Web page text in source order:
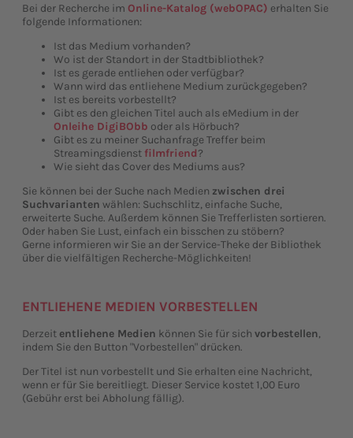
Bei der Recherche im Online-Katalog (webOPAC) erhalten Sie
folgende Informationen:
Ist das Medium vorhanden?
Wo ist der Standort in der Stadtbibliothek?
Ist es gerade entliehen oder verfügbar?
Wann wird das entliehene Medium zurückgegeben?
Ist es bereits vorbestellt?
Gibt es den gleichen Titel auch als eMedium in der
Onleihe DigiBObb oder als Hörbuch?
Gibt es zu meiner Suchanfrage Treffer beim
Streamingsdienst filmfriend?
Wie sieht das Cover des Mediums aus?
Sie können bei der Suche nach Medien zwischen drei
Suchvarianten wählen: Suchschlitz, einfache Suche,
erweiterte Suche. Außerdem können Sie Trefferlisten sortieren.
Oder haben Sie Lust, einfach ein bisschen zu stöbern?
Gerne informieren wir Sie an der Service-Theke der Bibliothek
über die vielfältigen Recherche-Möglichkeiten!
ENTLIEHENE MEDIEN VORBESTELLEN
Derzeit entliehene Medien können Sie für sich vorbestellen,
indem Sie den Button "Vorbestellen" drücken.
Der Titel ist nun vorbestellt und Sie erhalten eine Nachricht,
wenn er für Sie bereitliegt. Dieser Service kostet 1,00 Euro
(Gebühr erst bei Abholung fällig).